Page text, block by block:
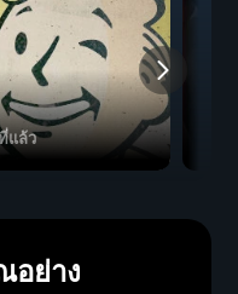
แล้ว
อย่าง